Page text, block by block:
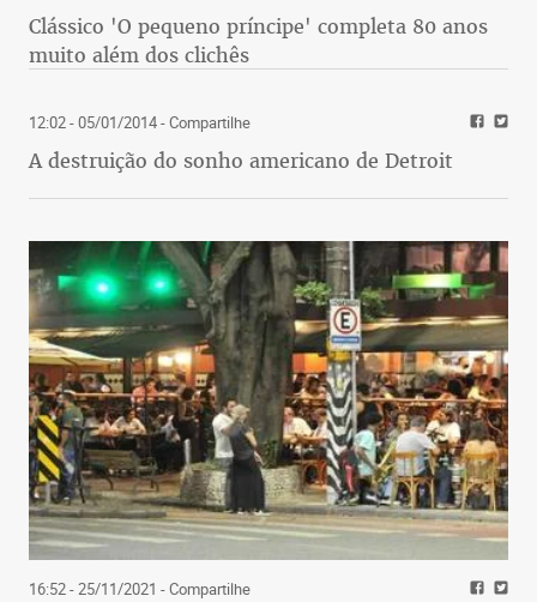
Clássico 'O pequeno príncipe' completa 80 anos
muito além dos clichês
12:02 - 05/01/2014- Compartilhe
A destruição do sonho americano de Detroit
16:52 - 25/11/2021 - Compartilhe